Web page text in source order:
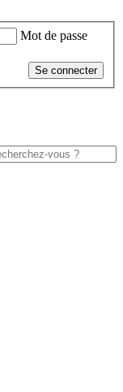
Mot de passe
Se connecter